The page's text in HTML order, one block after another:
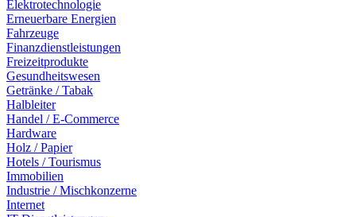
Elektrotechnologie
Erneuerbare Energien
Fahrzeuge
Finanzdienstleistungen
Freizeitprodukte
Gesundheitswesen
Getränke / Tabak
Halbleiter
Handel / E-Commerce
Hardware
Holz / Papier
Hotels / Tourismus
Immobilien
Industrie / Mischkonzerne
Internet